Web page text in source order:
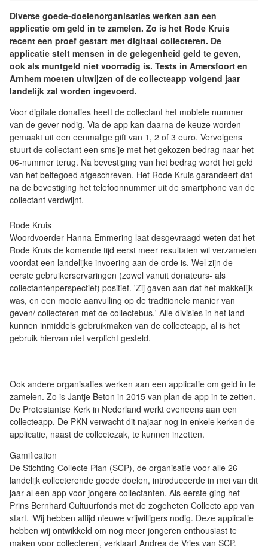
Diverse goede-doelenorganisaties werken aan een
applicatie om geld in te zamelen. Zo is het Rode Kruis
recent een proef gestart met digitaal collecteren. De
applicatie stelt mensen in de gelegenheid geld te geven,
ook als muntgeld niet voorradig is. Tests in Amersfoort en
Arnhem moeten uitwijzen of de collecteapp volgend jaar
landelijk zal worden ingevoerd.
Voor digitale donaties heeft de collectant het mobiele nummer
van de gever nodig. Via de app kan daarna de keuze worden
gemaakt uit een eenmalige gift van 1, 2 of 3 euro. Vervolgens
stuurt de collectant een sms’je met het gekozen bedrag naar het
06-nummer terug. Na bevestiging van het bedrag wordt het geld
van het beltegoed afgeschreven. Het Rode Kruis garandeert dat
na de bevestiging het telefoonnummer uit de smartphone van de
collectant verdwijnt.
Rode Kruis
Woordvoerder Hanna Emmering laat desgevraagd weten dat het
Rode Kruis de komende tijd eerst meer resultaten wil verzamelen
voordat een landelijke invoering aan de orde is. Wel zijn de
eerste gebruikerservaringen (zowel vanuit donateurs- als
collectantenperspectief) positief. 'Zij gaven aan dat het makkelijk
was, en een mooie aanvulling op de traditionele manier van
geven/ collecteren met de collectebus.' Alle divisies in het land
kunnen inmiddels gebruikmaken van de collecteapp, al is het
gebruik hiervan niet verplicht gesteld.
Ook andere organisaties werken aan een applicatie om geld in te
zamelen. Zo is Jantje Beton in 2015 van plan de app in te zetten.
De Protestantse Kerk in Nederland werkt eveneens aan een
collecteapp. De PKN verwacht dit najaar nog in enkele kerken de
applicatie, naast de collectezak, te kunnen inzetten.
Gamification
De Stichting Collecte Plan (SCP), de organisatie voor alle 26
landelijk collecterende goede doelen, introduceerde in mei van dit
jaar al een app voor jongere collectanten. Als eerste ging het
Prins Bernhard Cultuurfonds met de zogeheten Collecto app van
start. ‘Wij hebben altijd nieuwe vrijwilligers nodig. Deze applicatie
hebben wij ontwikkeld om nog meer jongeren enthousiast te
maken voor collecteren’, verklaart Andrea de Vries van SCP.